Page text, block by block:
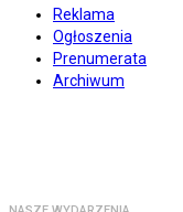
Reklama
Ogłoszenia
Prenumerata
Archiwum